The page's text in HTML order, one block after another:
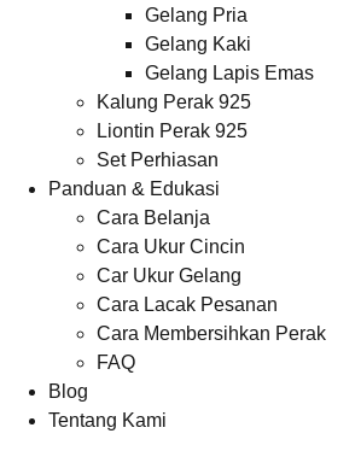
Gelang Pria
Gelang Kaki
Gelang Lapis Emas
Kalung Perak 925
Liontin Perak 925
Set Perhiasan
Panduan & Edukasi
Cara Belanja
Cara Ukur Cincin
Car Ukur Gelang
Cara Lacak Pesanan
Cara Membersihkan Perak
FAQ
Blog
Tentang Kami